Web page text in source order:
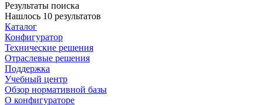
Результаты поиска
Нашлось 10 результатов
Каталог
Конфигуратор
Технические решения
Отраслевые решения
Поддержка
Учебный центр
Обзор нормативной базы
О конфигураторе